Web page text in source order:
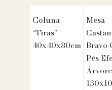
Coluna
“Tiras”
40x40x80cm
Mesa
Bravo
Pés
Árvore